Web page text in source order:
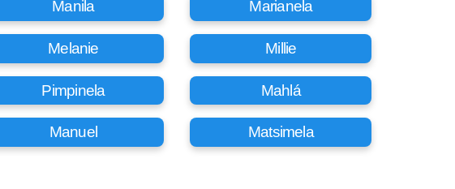
Manila Marianela
Melanie Millie
Pimpinela Mahlá
Manuel Matsimela